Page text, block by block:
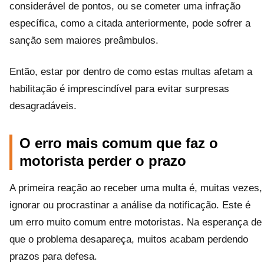
considerável de pontos, ou se cometer uma infração
específica, como a citada anteriormente, pode sofrer a
sanção sem maiores preâmbulos.
Então, estar por dentro de como estas multas afetam a
habilitação é imprescindível para evitar surpresas
desagradáveis.
O erro mais comum que faz o
motorista perder o prazo
A primeira reação ao receber uma multa é, muitas vezes,
ignorar ou procrastinar a análise da notificação. Este é
um erro muito comum entre motoristas. Na esperança de
que o problema desapareça, muitos acabam perdendo
prazos para defesa.